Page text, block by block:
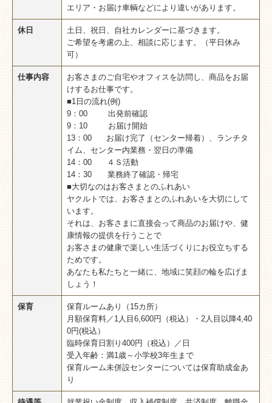
エリア・お届け車輌などにより違いがあります。
休日
土日、祝日、自社カレンダーに基づきます。
ご希望を考慮の上、相談に応じます。（平日休み
可）
仕事内容
お客さまのご自宅やオフィスを訪問し、商品をお届
けするお仕事です。
■1日の流れ(例)
9：00 出発前確認
9：10 お届け開始
13：00 お届け完了（センター帰着）、ランチタ
イム、センター内業務・翌日の準備
14：00 ４Ｓ活動
14：30 業務終了確認・帰宅
■大切なのはお客さまとのふれあい
ヤクルトでは、お客さまとのふれあいを大切にして
います。
それは、お客さまに直接会って商品のお届けや、健
康情報の提供を行うことで
お客さまの健康で楽しい生活づくりにお役立ちする
ためです。
あなたも私たちと一緒に、地域に笑顔の輪を広げま
しょう！
保育
保育ルームあり（15カ所）
月額保育料／1人目6,600円（税込）・2人目以降4,40
0円(税込）
臨時保育日割り400円（税込）／日
受入年齢：満1歳～小学校3年生まで
保育ルーム未併設センターについては保育助成金あ
り